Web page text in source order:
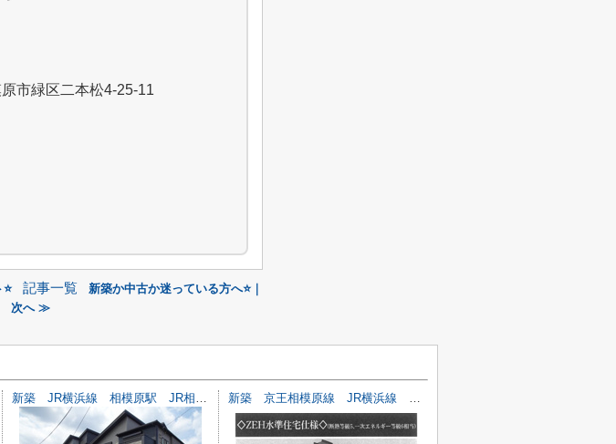
市緑区二本松4-25-11
記事一覧
新築か中古か迷っている方へ⭐️｜
次へ ≫
新築 JR横浜線 相模原駅 JR相模線 南橋本駅 横山台1 新築 京王相模原線 JR横浜線 橋本駅 下九沢